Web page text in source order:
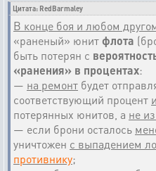
Цитата: RedBarmaley
В конце боя и любом
«раненый» юнитфлота
быть потерян с
«ранения» в процентах:
— на ремонт будет
соответствующий процент
потерянных юнитов, а не
— если брони осталось
уничтожен с выпадением
противнику;